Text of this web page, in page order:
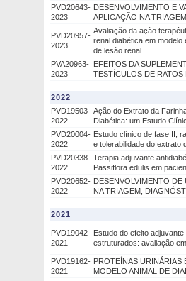
PVD20643-
2023
DESENVOLVIMENTO E
APLICAÇÃO NA
PVD20957-
2023
Avaliação da ação
renal diabética em
de lesão renal
PVA20963-
2023
EFEITOS DA
TESTÍCULOS DE
2022
PVD19503-
2022
Ação do Extrato da
Diabética: um Estudo
PVD20004-
2022
Estudo clínico de fase II,
e tolerabilidade do extrato
PVD20338-
2022
Terapia adjuvante
Passiflora edulis em
PVD20652-
2022
DESENVOLVIMENTO
NA TRIAGEM,
2021
PVD19042-
2021
Estudo do efeito
estruturados: avaliação
PVD19162-
2021
PROTEÍNAS URINÁRIAS
MODELO ANIMAL DE